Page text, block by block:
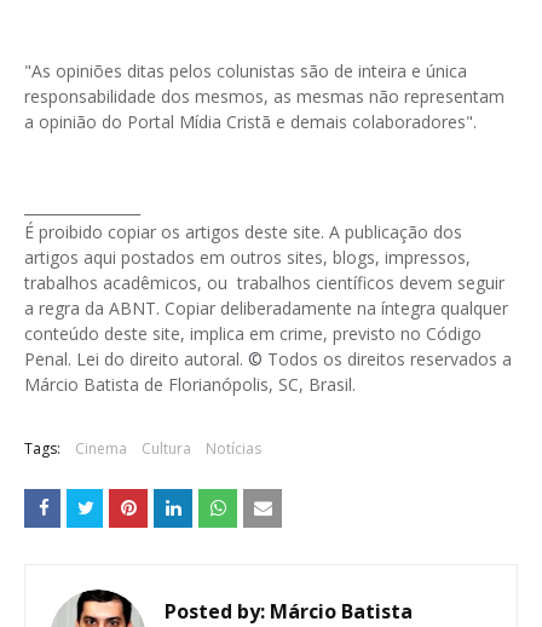
"As opiniões ditas pelos colunistas são de inteira e única
responsabilidade dos mesmos, as mesmas não representam
a opinião do Portal Mídia Cristã e demais colaboradores".
É proibido copiar os artigos deste site. A publicação dos
artigos aqui postados em outros sites, blogs, impressos,
trabalhos acadêmicos, ou trabalhos científicos devem seguir
a regra da ABNT. Copiar deliberadamente na íntegra qualquer
conteúdo deste site, implica em crime, previsto no Código
Penal. Lei do direito autoral. © Todos os direitos reservados a
Márcio Batista de Florianópolis, SC, Brasil.
Tags: Cinema Cultura Notícias
Posted by: Márcio Batista